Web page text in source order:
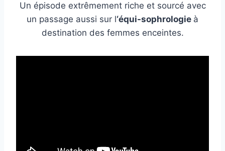
Un épisode extrêmement riche et sourcé avec
un passage aussi sur l‘équi-sophrologie à
destination des femmes enceintes.